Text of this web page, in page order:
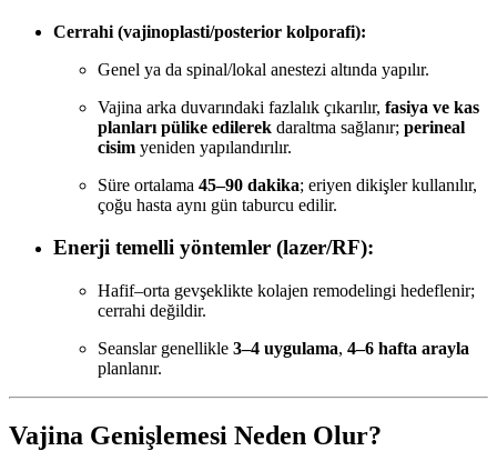
Cerrahi (vajinoplasti/posterior kolporafi):
Genel ya da spinal/lokal anestezi altında yapılır.
Vajina arka duvarındaki fazlalık çıkarılır, fasiya ve kas
planları pülike edilerek daraltma sağlanır; perineal
cisim yeniden yapılandırılır.
Süre ortalama 45–90 dakika; eriyen dikişler kullanılır,
çoğu hasta aynı gün taburcu edilir.
Enerji temelli yöntemler (lazer/RF):
Hafif–orta gevşeklikte kolajen remodelingi hedeflenir;
cerrahi değildir.
Seanslar genellikle 3–4 uygulama, 4–6 hafta arayla
planlanır.
Vajina Genişlemesi Neden Olur?